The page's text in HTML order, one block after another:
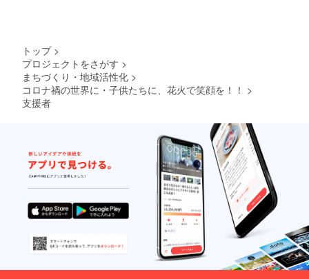
抽選の
ない可
能性が
ありま
す。
しか
し！！
花火プ
ログラ
ムにご
参加い
ただい
ている
ことに
は変わ
りさせ
す。 ご
支援い
ただい
た方の
みが、
普段の
花火大
会では
見るこ
とがで
きない
至近距
離で花
火を楽
トップ >
プロジェクトをさがす >
まちづくり・地域活性化 >
コロナ禍の世界に・子供たちに、花火で笑顔を！！ >
支援者